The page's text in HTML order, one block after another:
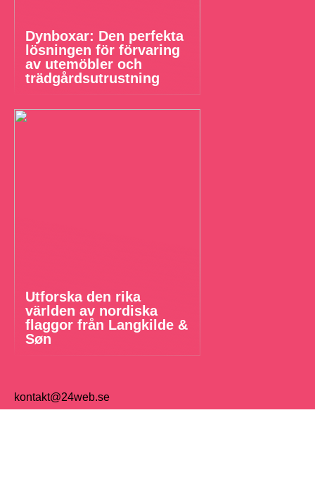
Dynboxar: Den perfekta
lösningen för förvaring
av utemöbler och
trädgårdsutrustning
Utforska den rika
världen av nordiska
flaggor från Langkilde &
Søn
kontakt@24web.se